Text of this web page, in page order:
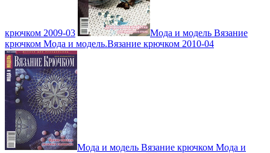
крючком 2009-03
Мода и модель Вязание
крючком Мода и модель.Вязание крючком 2010-04
Мода и модель Вязание крючком Мода и